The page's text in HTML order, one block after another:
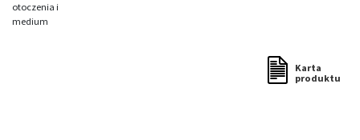
otoczenia i
medium
Karta
produktu